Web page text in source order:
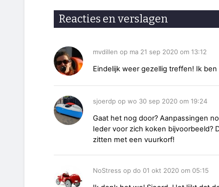
Reacties en verslagen
mvdillen op ma 21 sep 2020 om 13:12
Eindelijk weer gezellig treffen! Ik
sjoerdp op wo 30 sep 2020 om 19:24
Gaat het nog door? Aanpassingen
Ieder voor zich koken bijvoorbeeld?
zitten met een vuurkorf!
NoStress op do 01 okt 2020 om 05:15